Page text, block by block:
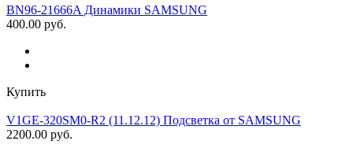
BN96-21666A Динамики SAMSUNG
400.00 руб.
Купить
V1GE-320SM0-R2 (11.12.12) Подсветка от SAMSUNG
2200.00 руб.